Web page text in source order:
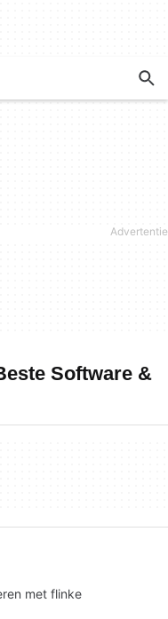
Software &
met flinke